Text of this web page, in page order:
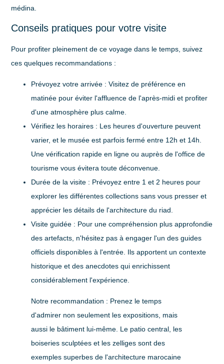
médina.
Conseils pratiques pour votre visite
Pour profiter pleinement de ce voyage dans le temps, suivez
ces quelques recommandations :
Prévoyez votre arrivée : Visitez de préférence en
matinée pour éviter l'affluence de l'après-midi et profiter
d'une atmosphère plus calme.
Vérifiez les horaires : Les heures d'ouverture peuvent
varier, et le musée est parfois fermé entre 12h et 14h.
Une vérification rapide en ligne ou auprès de l'office de
tourisme vous évitera toute déconvenue.
Durée de la visite : Prévoyez entre 1 et 2 heures pour
explorer les différentes collections sans vous presser et
apprécier les détails de l'architecture du riad.
Visite guidée : Pour une compréhension plus approfondie
des artefacts, n'hésitez pas à engager l'un des guides
officiels disponibles à l'entrée. Ils apportent un contexte
historique et des anecdotes qui enrichissent
considérablement l'expérience.
Notre recommandation : Prenez le temps
d'admirer non seulement les expositions, mais
aussi le bâtiment lui-même. Le patio central, les
boiseries sculptées et les zelliges sont des
exemples superbes de l'architecture marocaine